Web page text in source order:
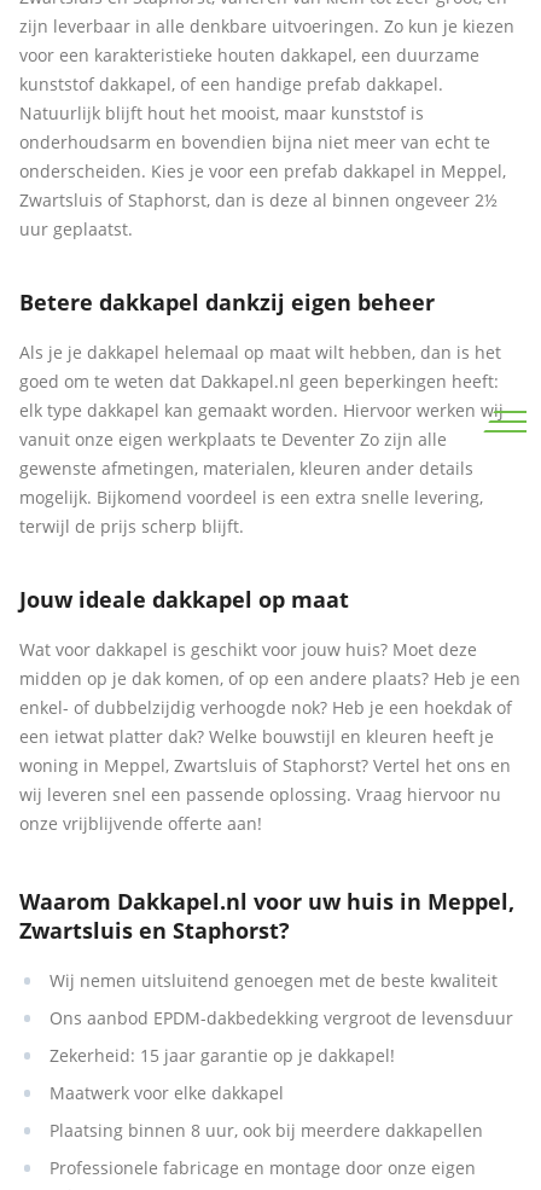
zijn leverbaar in alle denkbare uitvoeringen. Zo kun je kiezen
voor een karakteristieke houten dakkapel, een duurzame
kunststof dakkapel, of een handige prefab dakkapel.
Natuurlijk blijft hout het mooist, maar kunststof is
onderhoudsarm en bovendien bijna niet meer van echt te
onderscheiden. Kies je voor een prefab dakkapel in Meppel,
Zwartsluis of Staphorst, dan is deze al binnen ongeveer 2½
uur geplaatst.
Betere dakkapel dankzij eigen beheer
Als je je dakkapel helemaal op maat wilt hebben, dan is het
goed om te weten dat Dakkapel.nl geen beperkingen heeft:
elk type dakkapel kan gemaakt worden. Hiervoor werken wij
vanuit onze eigen werkplaats te Deventer Zo zijn alle
gewenste afmetingen, materialen, kleuren ander details
mogelijk. Bijkomend voordeel is een extra snelle levering,
terwijl de prijs scherp blijft.
Jouw ideale dakkapel op maat
Wat voor dakkapel is geschikt voor jouw huis? Moet deze
midden op je dak komen, of op een andere plaats? Heb je een
enkel- of dubbelzijdig verhoogde nok? Heb je een hoekdak of
een ietwat platter dak? Welke bouwstijl en kleuren heeft je
woning in Meppel, Zwartsluis of Staphorst? Vertel het ons en
wij leveren snel een passende oplossing. Vraag hiervoor nu
onze vrijblijvende offerte aan!
Waarom Dakkapel.nl voor uw huis in Meppel,
Zwartsluis en Staphorst?
Wij nemen uitsluitend genoegen met de beste kwaliteit
Ons aanbod EPDM-dakbedekking vergroot de levensduur
Zekerheid: 15 jaar garantie op je dakkapel!
Maatwerk voor elke dakkapel
Plaatsing binnen 8 uur, ook bij meerdere dakkapellen
Professionele fabricage en montage door onze eigen